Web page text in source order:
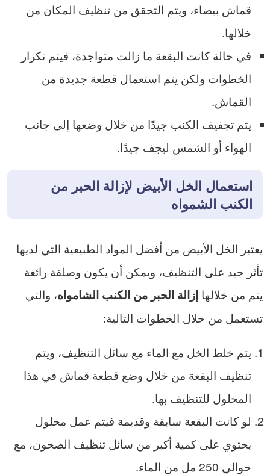
قماش بيضاء، ويتم التحقق من تنظيف المكان من
خلالها.
في حالة كانت البقعة ما زالت متواجدة، فيتم تكرار
الخطوات ولكن يتم استعمال قطعة جديدة من
القماش.
يتم تجفيف الكنب جيدًا من خلال وضعها إلى جانب
الهواء أو الشمس ليجف جيدًا.
استعمال الخل الأبيض لإزالة الحبر من
الكنب الشمواه
يعتبر الخل الأبيض من أفضل المواد الطبيعية التي لديها
تأثر جيد على التنظيف، ويمكن أن يكون وصلفة رائعة
يتم من خلالها إزالة الحبر من الكنب الشامواه، والتي
تستعمل من خلال الخطوات التالية:
يتم خلط الخل مع الماء مع سائل التنظيف، ويتم
تنظيف البقعة من خلال وضع قطعة قماش في هذا
المحلول للتنظيف بها.
لو كانت البقعة سابقة وقديمة فيتم عمل محلول
يحتوي على كمية أكبر من سائل تنظيف الصحون، مع
حوالي 250 مل من الماء.